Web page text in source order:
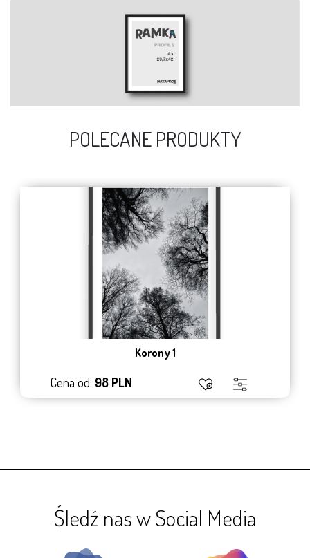
POLECANE PRODUKTY
Korony 1
Cena od: 98 PLN
Śledź nas w Social Media